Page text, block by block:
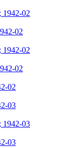
1942-02
02
1942-02
02
02
03
1942-03
03